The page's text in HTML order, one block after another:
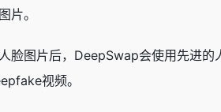
片。
脸图片后，DeepSwap会使用先进
视频。